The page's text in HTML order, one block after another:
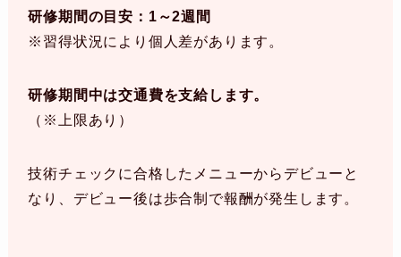
研修期間の目安：1～2週間
※習得状況により個人差があります。
研修期間中は交通費を支給します。
（※上限あり）
技術チェックに合格したメニューからデビューと
なり、デビュー後は歩合制で報酬が発生します。